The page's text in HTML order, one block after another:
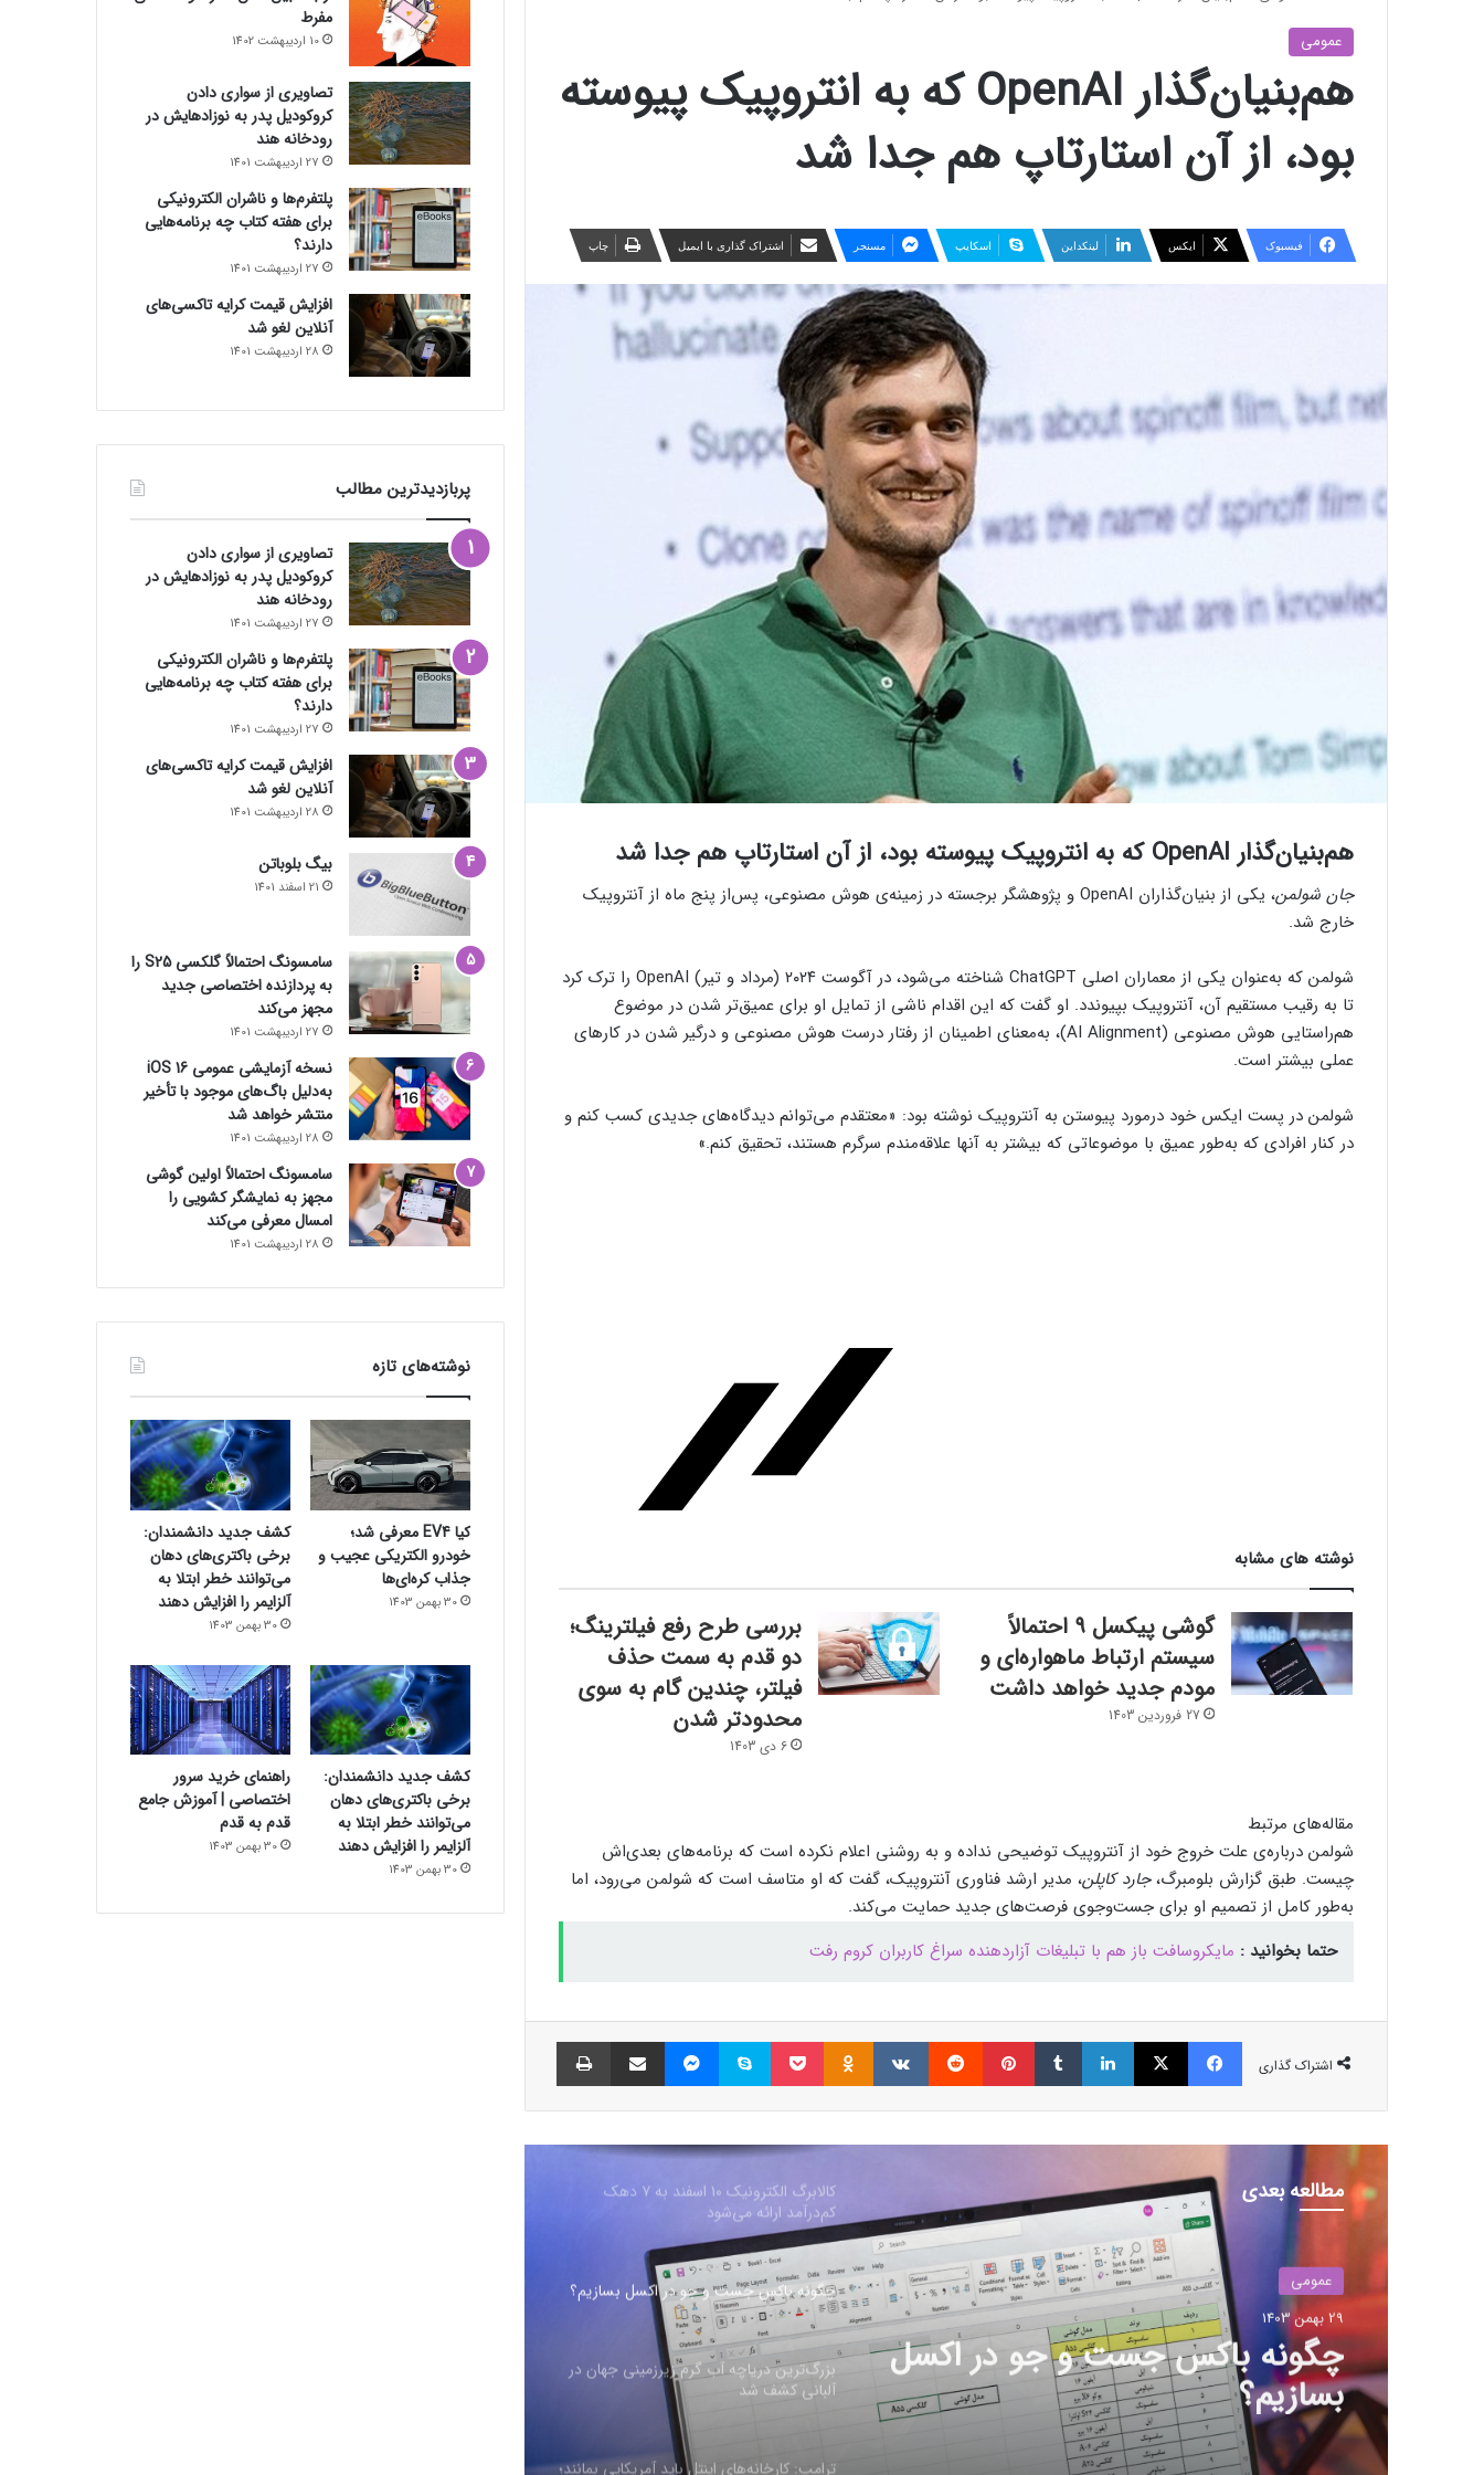
عمومی
هم‌بنیان‌گذار OpenAI که به انتروپیک پیوسته
بود، از آن استارتاپ هم جدا شد
فیسبوک ایکس لینکداین اسکایپ مسنجر اشتراک گذاری با ایمیل چاپ
هم‌بنیان‌گذار OpenAI که به انتروپیک پیوسته بود، از آن استارتاپ هم جدا شد
جان شولمن
، یکی از بنیان‌گذاران OpenAI و پژوهشگر برجسته در زمینه‌ی هوش مصنوعی، پس‌از پنج ماه از آنتروپیک
خارج شد.
شولمن که به‌عنوان یکی از معماران اصلی ChatGPT شناخته می‌شود، در آگوست ۲۰۲۴ (مرداد و تیر) OpenAI را ترک کرد
تا به رقیب مستقیم آن، آنتروپیک بپیوندد. او گفت که این اقدام ناشی از تمایل او برای عمیق‌تر شدن در موضوع
هم‌راستایی هوش مصنوعی (AI Alignment)، به‌معنای اطمینان از رفتار درست هوش مصنوعی و درگیر شدن در کارهای
عملی بیشتر است.
شولمن در پست ایکس خود درمورد پیوستن به آنتروپیک نوشته بود: «معتقدم می‌توانم دیدگاه‌های جدیدی کسب کنم و
در کنار افرادی که به‌طور عمیق با موضوعاتی که بیشتر به آنها علاقه‌مندم سرگرم هستند، تحقیق کنم.»
نوشته های مشابه
گوشی پیکسل ۹ احتمالاً
سیستم ارتباط ماهواره‌ای و
مودم جدید خواهد داشت
27 فروردین 1403
بررسی طرح رفع فیلترینگ؛
دو قدم به سمت حذف
فیلتر، چندین گام به سوی
محدودتر شدن
6 دی 1403
مقاله‌های مرتبط
شولمن درباره‌ی علت خروج خود از آنتروپیک توضیحی نداده و به روشنی اعلام نکرده است که برنامه‌های بعدی‌اش
چیست. طبق گزارش بلومبرگ،جارد کاپلن، مدیر ارشد فناوری آنتروپیک، گفت که او متاسف است که شولمن می‌رود، اما
به‌طور کامل از تصمیم او برای جست‌وجوی فرصت‌های جدید حمایت می‌کند.
حتما بخوانید : مایکروسافت باز هم با تبلیغات آزاردهنده سراغ کاربران کروم رفت
اشتراک گذاری
فیسبوک ایکس لینکداین تامبلر پینتریست Reddit
VKontakte
Odnoklassniki پاکت اسکایپ مسنجر اشتراک گذاری با ایمیل
مطالعه بعدی
عمومی
29 بهمن 1403
بزرگ‌ترین دریاچه آب گرم زیرزمینی
جهان در آلبانی کشف شد
فرم‌ور باتری در گوشی‌های شیائومی با
سیستم‌عامل HyperOS 2.0 به‌روزرسانی
مخفی دریافت کرد
بیشتر مواد با حرارت‌دادن نرم می‌شوند؛ پس
چرا تخم مرغ سفت می‌شود؟
گذاشت؛ پایانی بر عصر کامت‌لیک
گیمرها، محتواسازان و کسب‌وکارها
کم‌درآمد ارائه می‌شود
چگونه باکس جست و جو در اکسل بسازیم؟
بزرگ‌ترین دریاچه آب گرم زیرزمینی جهان در
آلبانی کشف شد
ترامپ: کارخانه‌های اینتل باید آمریکایی بمانند؛
آینده همکاری با TSMC در هاله‌ای از ابهام
مفرط
10 اردیبهشت 1402
تصاویری از سواری دادن
کروکودیل پدر به نوزادهایش در
رودخانه هند
27 اردیبهشت 1401
پلتفرم‌ها و ناشران الکترونیکی
برای هفته کتاب چه برنامه‌هایی
دارند؟
27 اردیبهشت 1401
افزایش قیمت کرایه تاکسی‌های
آنلاین لغو شد
28 اردیبهشت 1401
پربازدیدترین مطالب
تصاویری از سواری دادن
کروکودیل پدر به نوزادهایش در
رودخانه هند
27 اردیبهشت 1401
پلتفرم‌ها و ناشران الکترونیکی
برای هفته کتاب چه برنامه‌هایی
دارند؟
27 اردیبهشت 1401
افزایش قیمت کرایه تاکسی‌های
آنلاین لغو شد
28 اردیبهشت 1401
بیگ بلوباتن
21 اسفند 1401
سامسونگ احتمالاً گلکسی S25 را
به پردازنده اختصاصی جدید
مجهز می‌کند
27 اردیبهشت 1401
نسخه آزمایشی عمومی iOS 16
به‌دلیل باگ‌های موجود با تأخیر
منتشر خواهد شد
28 اردیبهشت 1401
سامسونگ احتمالاً اولین گوشی
مجهز به نمایشگر کشویی را
امسال معرفی می‌کند
28 اردیبهشت 1401
نوشته‌های تازه
کیا EV4 معرفی شد؛
خودرو الکتریکی عجیب و
جذاب کره‌ای‌ها
30 بهمن 1403
کشف جدید دانشمندان:
برخی باکتری‌های دهان
می‌توانند خطر ابتلا به
آلزایمر را افزایش دهند
30 بهمن 1403
کشف جدید دانشمندان:
برخی باکتری‌های دهان
می‌توانند خطر ابتلا به
آلزایمر را افزایش دهند
30 بهمن 1403
راهنمای خرید سرور
اختصاصی | آموزش جامع
قدم به قدم
30 بهمن 1403